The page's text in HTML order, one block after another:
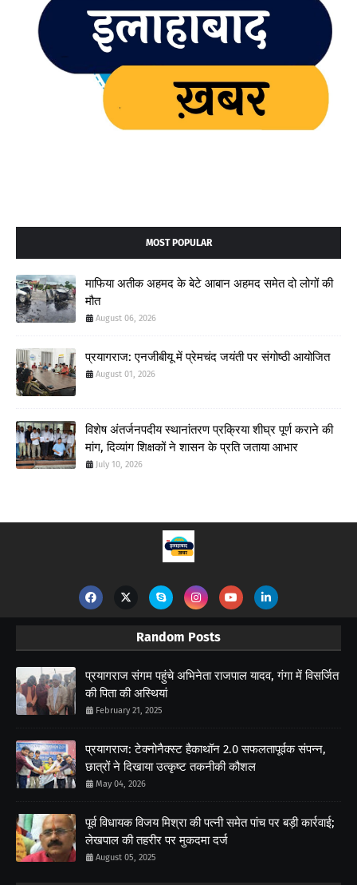
MOST POPULAR
माफिया अतीक अहमद के बेटे आबान अहमद समेत दो लोगों की
मौत
August 06, 2026
प्रयागराज: एनजीबीयू में प्रेमचंद जयंती पर संगोष्ठी आयोजित
August 01, 2026
विशेष अंतर्जनपदीय स्थानांतरण प्रक्रिया शीघ्र पूर्ण कराने की
मांग, दिव्यांग शिक्षकों ने शासन के प्रति जताया आभार
July 10, 2026
Random Posts
प्रयागराज संगम पहुंचे अभिनेता राजपाल यादव, गंगा में विसर्जित
की पिता की अस्थियां
February 21, 2025
प्रयागराज: टेक्नोनैक्स्ट हैकाथॉन 2.0 सफलतापूर्वक संपन्न,
छात्रों ने दिखाया उत्कृष्ट तकनीकी कौशल
May 04, 2026
पूर्व विधायक विजय मिश्रा की पत्नी समेत पांच पर बड़ी कार्रवाई;
लेखपाल की तहरीर पर मुकदमा दर्ज
August 05, 2025